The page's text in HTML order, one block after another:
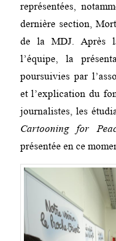
représentées,
dernière section,
de la MDJ. Après
l’équipe, la
poursuivies par
et l’explication du
journalistes, les
Cartooning for
présentée en ce